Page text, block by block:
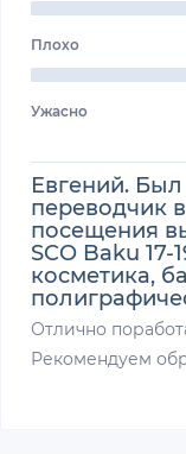
Плохо
Ужасно
Евгений.
переводчик
посещения
SCO Baku 17-
косметика,
Отлично
Рекомендуем